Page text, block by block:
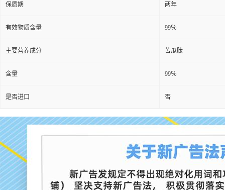
保质期 两年
有效物质含量 99％
主要营养成分 苦瓜肽
含量 99％
是否进口 否